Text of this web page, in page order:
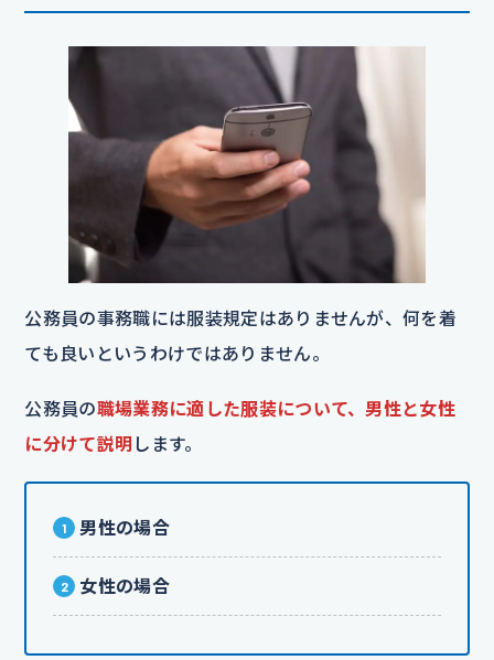
公務員の事務職には服装規定はありませんが、何を着
ても良いというわけではありません。
公務員の職場業務に適した服装について、男性と女性
に分けて説明 します。
男性の場合
女性の場合